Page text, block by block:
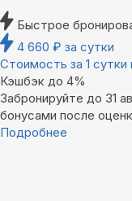
Быстрое
4 660 ₽ за сутки
Стоимость за 1 сутки
Кэшбэк до 4%
Забронируйте до 31
бонусами после
Подробнее